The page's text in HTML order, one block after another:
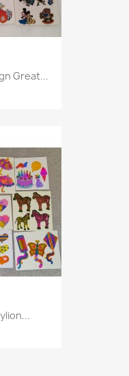
Great...